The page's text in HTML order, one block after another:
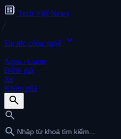
developer_board Tech Việt News
Tin tức công nghệ expand_more
Apps - Game
Đánh giá
Xe
Khám phá
search
search
search